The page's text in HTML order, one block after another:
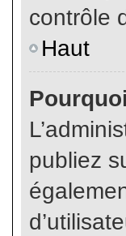
contrôle
Haut
publiez